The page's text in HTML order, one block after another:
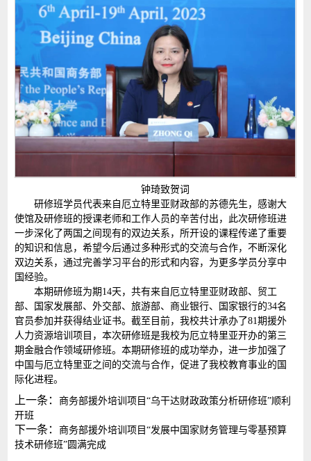
钟琦致贺词
研修班学员代表来自厄立特里亚财政部的苏德先生，感谢大
使馆及研修班的授课老师和工作人员的辛苦付出，此次研修班进
一步深化了两国之间现有的双边关系，所开设的课程传递了重要
的知识和信息，希望今后通过多种形式的交流与合作，不断深化
双边关系，通过完善学习平台的形式和内容，为更多学员分享中
国经验。
本期研修班为期14天，共有来自厄立特里亚财政部、贸工
部、国家发展部、外交部、旅游部、商业银行、国家银行的34名
官员参加并获得结业证书。截至目前，我校共计承办了81期援外
人力资源培训项目，本次研修班是我校为厄立特里亚开办的第三
期金融合作领域研修班。本期研修班的成功举办，进一步加强了
中国与厄立特里亚之间的交流与合作，促进了我校教育事业的国
际化进程。
上一条：商务部援外培训项目“乌干达财政政策分析研修班”顺利
开班
下一条：商务部援外培训项目“发展中国家财务管理与零基预算
技术研修班”圆满完成